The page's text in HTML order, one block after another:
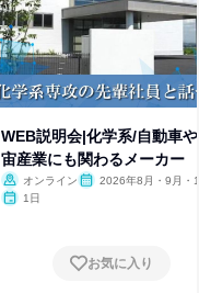
WEB説明会|化学系/自動車
宙産業にも関わるメーカー
オンライン
2026年8月・9月・
1日
お気に入り